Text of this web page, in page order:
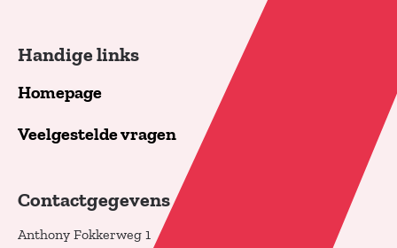
Handige links
Homepage
Veelgestelde vragen
Contactgegevens
Anthony Fokkerweg 1